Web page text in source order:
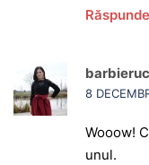
Răspunde
8
Wooow!
unul.